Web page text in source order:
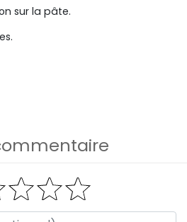
sur la pâte.